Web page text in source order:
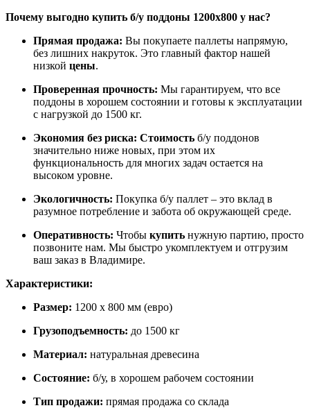
Почему выгодно купить б/у поддоны 1200х800 у нас?
Прямая продажа: Вы покупаете паллеты напрямую,
без лишних накруток. Это главный фактор нашей
низкой цены.
Проверенная прочность: Мы гарантируем, что все
поддоны в хорошем состоянии и готовы к эксплуатации
с нагрузкой до 1500 кг.
Экономия без риска: Стоимость б/у поддонов
значительно ниже новых, при этом их
функциональность для многих задач остается на
высоком уровне.
Экологичность: Покупка б/у паллет – это вклад в
разумное потребление и забота об окружающей среде.
Оперативность: Чтобы купить нужную партию, просто
позвоните нам. Мы быстро укомплектуем и отгрузим
ваш заказ в Владимире.
Характеристики:
Размер: 1200 x 800 мм (евро)
Грузоподъемность: до 1500 кг
Материал: натуральная древесина
Состояние: б/у, в хорошем рабочем состоянии
Тип продажи: прямая продажа со склада